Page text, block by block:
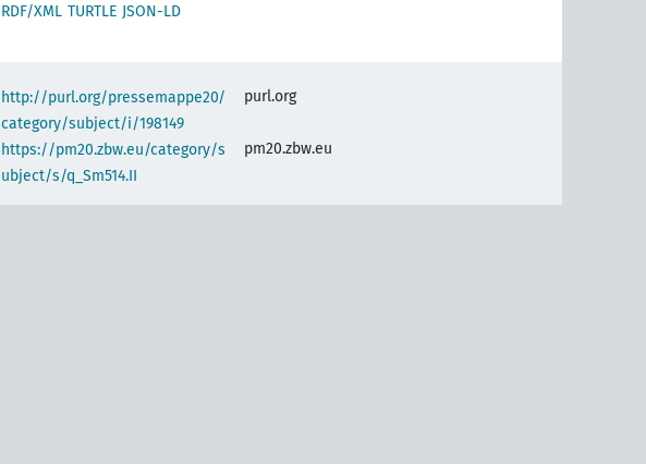
RDF/XML TURTLE JSON-LD
http://purl.org/pressemappe20/
category/subject/i/198149
purl.org
https://pm20.zbw.eu/category/s
ubject/s/q_Sm514.II
pm20.zbw.eu